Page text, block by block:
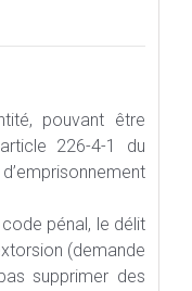
pouvant être
226-4-1 du
pénal, le délit
(demande
supprimer des